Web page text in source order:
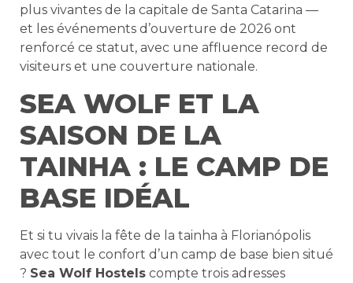
plus vivantes de la capitale de Santa Catarina —
et les événements d’ouverture de 2026 ont
renforcé ce statut, avec une affluence record de
visiteurs et une couverture nationale.
SEA WOLF ET LA
SAISON DE LA
TAINHA : LE CAMP DE
BASE IDÉAL
Et si tu vivais la fête de la tainha à Florianópolis
avec tout le confort d’un camp de base bien situé
? Sea Wolf Hostels compte trois adresses